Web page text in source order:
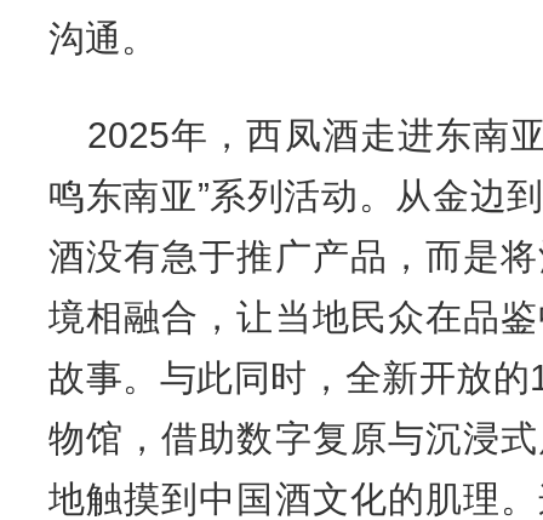
沟通。
2025年，西凤酒走进东南
鸣东南亚”系列活动。从金边
酒没有急于推广产品，而是
境相融合，让当地民众在品
故事。与此同时，全新开放
物馆，借助数字复原与沉浸
地触摸到中国酒文化的肌理